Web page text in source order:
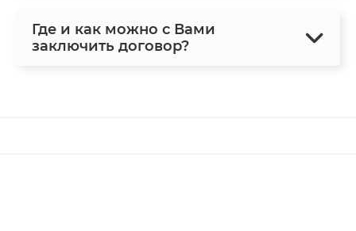
Где и как можно с Вами
заключить договор?